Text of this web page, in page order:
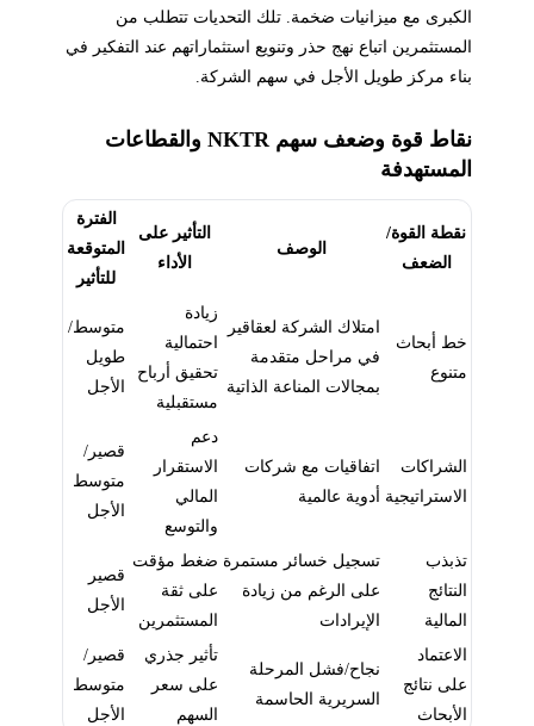
الكبرى مع ميزانيات ضخمة. تلك التحديات تتطلب من
المستثمرين اتباع نهج حذر وتنويع استثماراتهم عند التفكير في
بناء مركز طويل الأجل في سهم الشركة.
نقاط قوة وضعف سهم NKTR والقطاعات
المستهدفة
نقطة القوة/
الضعف
الوصف
التأثير على
الأداء
الفترة
المتوقعة
للتأثير
خط أبحاث
متنوع
امتلاك الشركة لعقاقير
في مراحل متقدمة
بمجالات المناعة الذاتية
زيادة
احتمالية
تحقيق أرباح
مستقبلية
متوسط/
طويل
الأجل
الشراكات
الاستراتيجية
اتفاقيات مع شركات
أدوية عالمية
دعم
الاستقرار
المالي
والتوسع
قصير/
متوسط
الأجل
تذبذب
النتائج
المالية
تسجيل خسائر مستمرة
على الرغم من زيادة
الإيرادات
ضغط مؤقت
على ثقة
المستثمرين
قصير
الأجل
الاعتماد
على نتائج
الأبحاث
نجاح/فشل المرحلة
السريرية الحاسمة
تأثير جذري
على سعر
السهم
قصير/
متوسط
الأجل